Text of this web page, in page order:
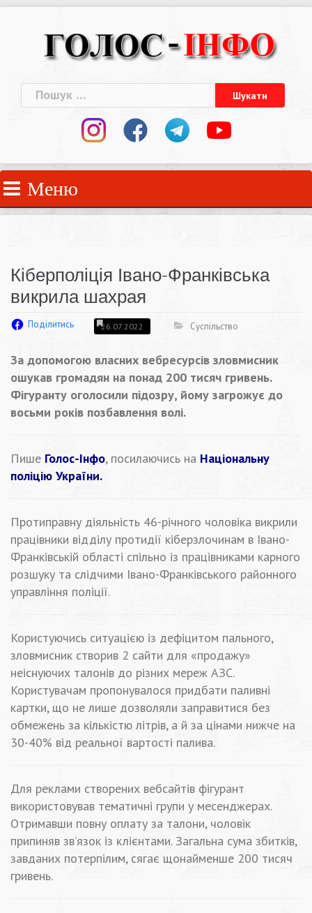
Пошук:
Меню
Кіберполіція Івано-Франківська
викрила шахрая
Поділитись 26.07.2022 Суспільство
За допомогою власних вебресурсів зловмисник
ошукав громадян на понад 200 тисяч гривень.
Фігуранту оголосили підозру, йому загрожує до
восьми років позбавлення волі.
Пише Голос-Інфо, посилаючись на Національну
поліцію України.
Протиправну діяльність 46-річного чоловіка викрили
працівники відділу протидії кіберзлочинам в Івано-
Франківській області спільно із працівниками карного
розшуку та слідчими Івано-Франківського районного
управління поліції.
Користуючись ситуацією із дефіцитом пального,
зловмисник створив 2 сайти для «продажу»
неіснуючих талонів до різних мереж АЗС.
Користувачам пропонувалося придбати паливні
картки, що не лише дозволяли заправитися без
обмежень за кількістю літрів, а й за цінами нижче на
30-40% від реальної вартості палива.
Для реклами створених вебсайтів фігурант
використовував тематичні групи у месенджерах.
Отримавши повну оплату за талони, чоловік
припиняв зв’язок із клієнтами. Загальна сума збитків,
завданих потерпілим, сягає щонайменше 200 тисяч
гривень.